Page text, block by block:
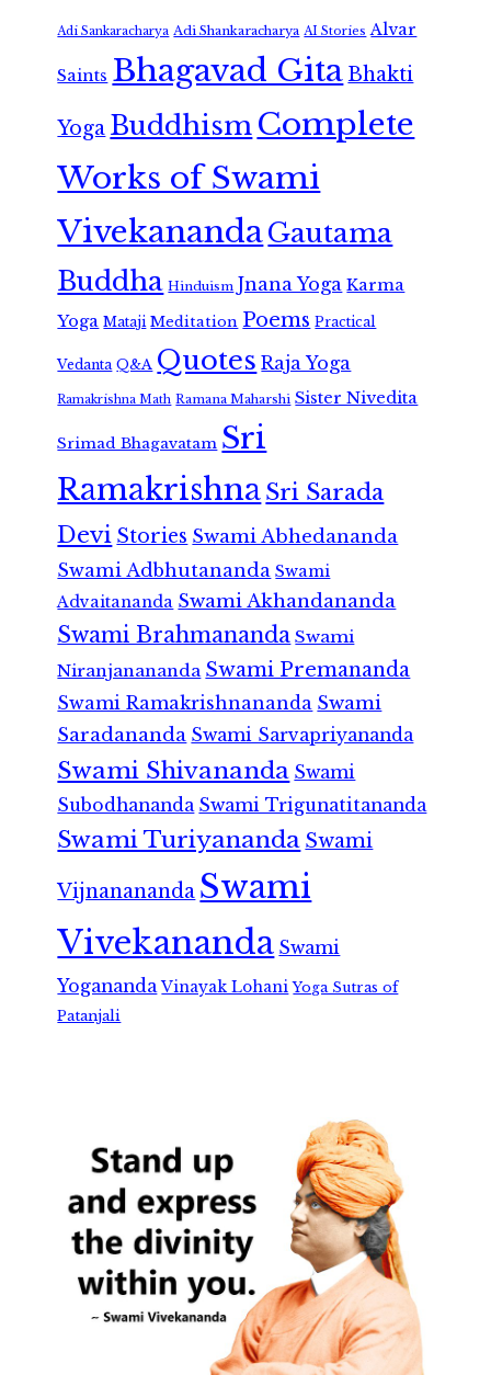
Adi Sankaracharya Adi Shankaracharya AI Stories Alvar
Saints Bhagavad GitaBhakti
Yoga Buddhism Complete
Works of Swami
VivekanandaGautama
Buddha Hinduism Jnana Yoga Karma
Yoga Mataji Meditation Poems Practical
Vedanta Q&A Quotes Raja Yoga
Ramakrishna Math Ramana Maharshi Sister Nivedita
Srimad Bhagavatam Sri
RamakrishnaSri Sarada
Devi Stories Swami Abhedananda
Swami Adbhutananda Swami
Advaitananda Swami Akhandananda
Swami Brahmananda Swami
Niranjanananda Swami Premananda
Swami Ramakrishnananda Swami
Saradananda Swami Sarvapriyananda
Swami Shivananda Swami
Subodhananda Swami Trigunatitananda
Swami Turiyananda Swami
Vijnanananda Swami
Vivekananda Swami
Yogananda Vinayak Lohani Yoga Sutras of
Patanjali